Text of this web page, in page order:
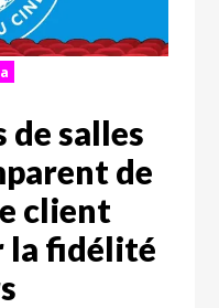
de salles
de
client
la fidélité